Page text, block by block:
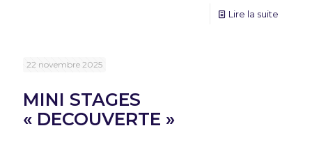
Lire la suite
22 novembre 2025
MINI STAGES
« DECOUVERTE »